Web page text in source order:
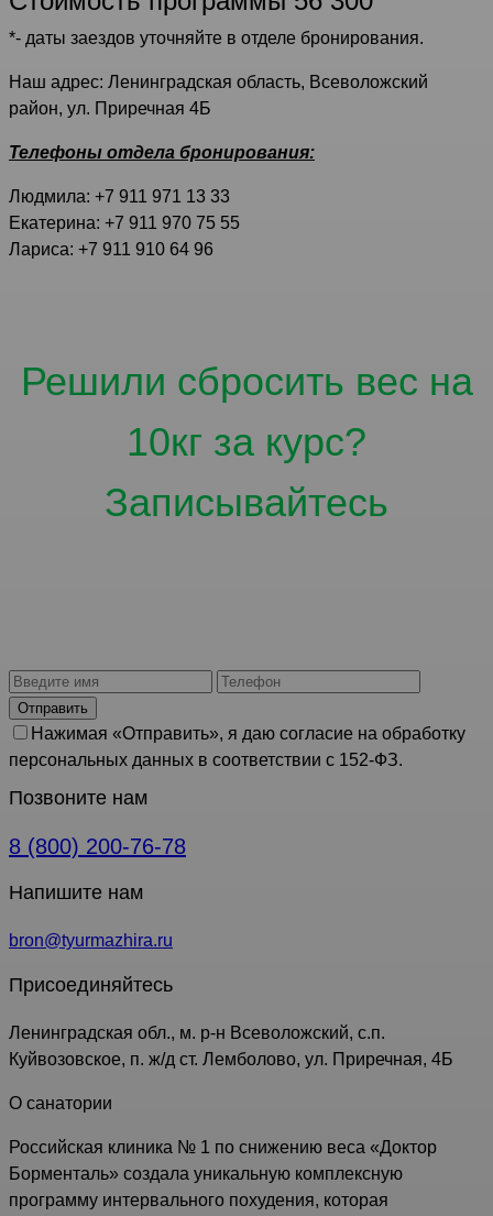
*- даты заездов уточняйте в отделе бронирования.
Наш адрес: Ленинградская область, Всеволожский
район, ул. Приречная 4Б
Телефоны отдела бронирования:
Людмила: +7 911 971 13 33
Екатерина: +7 911 970 75 55
Лариса: +7 911 910 64 96
Решили сбросить вес на
10кг за курс?
Записывайтесь
Отправить
Нажимая «Отправить», я даю согласие на обработку
персональных данных в соответствии с 152-ФЗ.
Позвоните нам
8 (800) 200-76-78
Напишите нам
bron@tyurmazhira.ru
Присоединяйтесь
Ленинградская обл., м. р-н Всеволожский, с.п.
Куйвозовское, п. ж/д ст. Лемболово, ул. Приречная, 4Б
О санатории
Российская клиника № 1 по снижению веса «Доктор
Борменталь» создала уникальную комплексную
программу интервального похудения, которая